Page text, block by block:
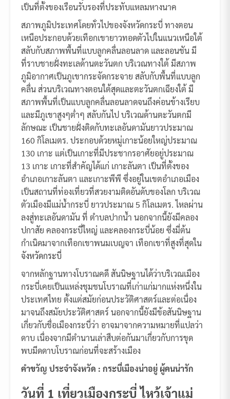
เป็นที่ตั้งของเรือนรับรองที่ประทับแหลมหางนาค
สภาพภูมิประเทศโดยทั่วไปของจังหวัดกระบี่ ทางตอน
เหนือประกอบด้วยเทือกเขายาวทอดตัวไปในแนวเหนือใต้
สลับกับสภาพพื้นที่แบบลูกคลื่นลอนลาด และลอนชัน มี
ที่ราบชายฝั่งทะเลด้านตะวันตก บริเวณทางใต้ มีสภาพ
ภูมิอากาศเป็นภูเขากระจัดกระจาย สลับกับพื้นที่แบบลูก
คลื่น ส่วนบริเวณทางตอนใต้สุดและตะวันตกเฉียงใต้ มี
สภาพพื้นที่เป็นแบบลูกคลื่นลอนลาดจนถึงค่อนข้างเรียบ
และมีภูเขาสูงๆต่ำๆ สลับกันไป บริเวณด้านตะวันตกมี
ลักษณะ เป็นชายฝั่งติดกับทะเลอันดามันยาวประมาณ
160 กิโลเมตร. ประกอบด้วยหมู่เกาะน้อยใหญ่ประมาณ
130 เกาะ แต่เป็นเกาะที่มีประชากรอาศัยอยู่ประมาณ
13 เกาะ เกาะที่สำคัญได้แก่ เกาะลันตา เป็นที่ตั้งของ
อำเภอเกาะลันตา และเกาะพีพี ซึ่งอยู่ในเขตอำเภอเมือง
เป็นสถานที่ท่องเที่ยวที่สวยงามติดอันดับของโลก บริเวณ
ตัวเมืองมีแม่น้ำกระบี่ ยาวประมาณ 5 กิโลเมตร. ไหลผ่าน
ลงสู่ทะเลอันดามัน ที่ ตำบลปากน้ำ นอกจากนี้ยังมีคลอง
ปกาสัย คลองกระบี่ใหญ่ และคลองกระบี่น้อย ซึ่งมี่ต้น
กำเนิดมาจากเทือกเขาพนมเบญจา เทือกเขาที่สูงที่สุดใน
จังหวัดกระบี่
จากหลักฐานทางโบราณคดี สันนิษฐานได้ว่าบริเวณเมือง
กระบี่เคยเป็นแหล่งชุมชนโบราณที่เก่าแก่มากแห่งหนึ่งใน
ประเทศไทย ตั้งแต่สมัยก่อนประวัติศาสตร์และต่อเนื่อง
มาจนถึงสมัยประวัติศาสตร์ นอกจากนี้ยังมีข้อสันนิษฐาน
เกี่ยวกับชื่อเมืองกระบี่ว่า อาจมาจากความหมายที่แปลว่า
ดาบ เนื่องจากมีตำนานเล่าสืบต่อกันมาเกี่ยวกับการขุด
พบมีดดาบโบราณก่อนที่จะสร้างเมือง
คำขวัญ ประจำจังหวัด : กระบี่เมืองน่าอยู่ ผู้คนน่ารัก
วันที่ 1 เที่ยวเมืองกระบี่ ไหว้เจ้าแม่